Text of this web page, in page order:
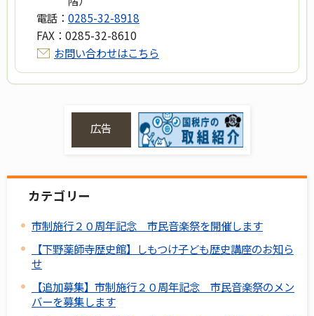
電話： 0285-32-8918
FAX： 0285-32-8610
お問い合わせはこちら
広告
カテゴリー
市制施行２０周年記念 市民音楽祭を開催します
【下野薬師寺歴史館】しもつけ子ども歴史講座のお知ら
せ
【追加募集】市制施行２０周年記念 市民音楽祭のメン
バーを募集します